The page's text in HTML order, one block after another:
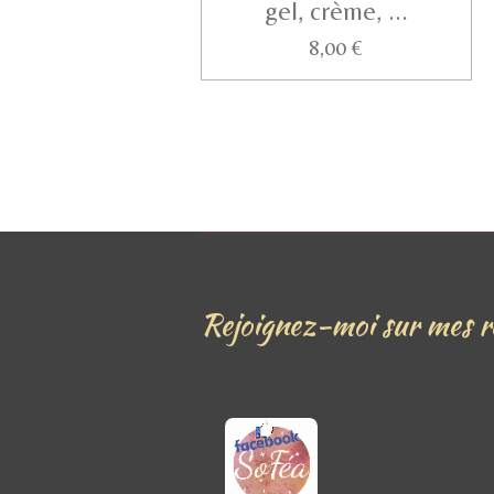
gel, crème, ...
8,00 €
Rejoignez-moi sur mes